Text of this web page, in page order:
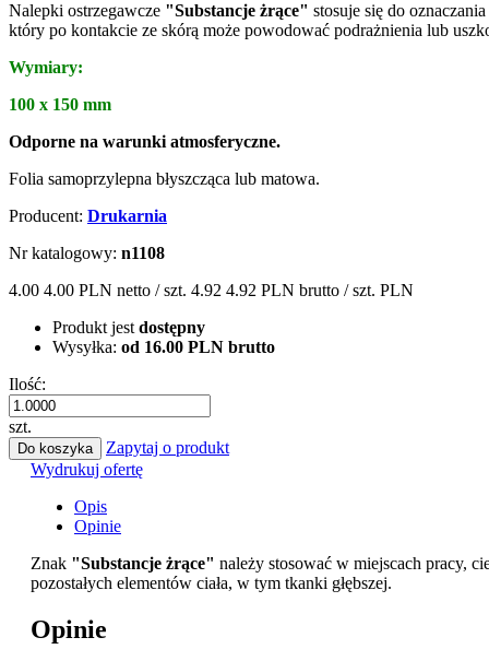
Nalepki ostrzegawcze "Substancje żrące" stosuje się do
który po kontakcie ze skórą może powodować podrażnienia lub
Wymiary:
100 x 150 mm
Odporne na warunki atmosferyczne.
Folia samoprzylepna błyszcząca lub matowa.
Producent: Drukarnia
Nr katalogowy: n1108
4.00 4.00 PLN netto / szt. 4.92 4.92 PLN brutto / szt. PLN
Produkt jest dostępny
Wysyłka: od 16.00 PLN brutto
Ilość:
szt.
Do koszyka
Zapytaj o produkt
Wydrukuj ofertę
Opis
Opinie
Znak "Substancje żrące" należy stosować w miejscach pracy,
pozostałych elementów ciała, w tym tkanki głębszej.
Opinie